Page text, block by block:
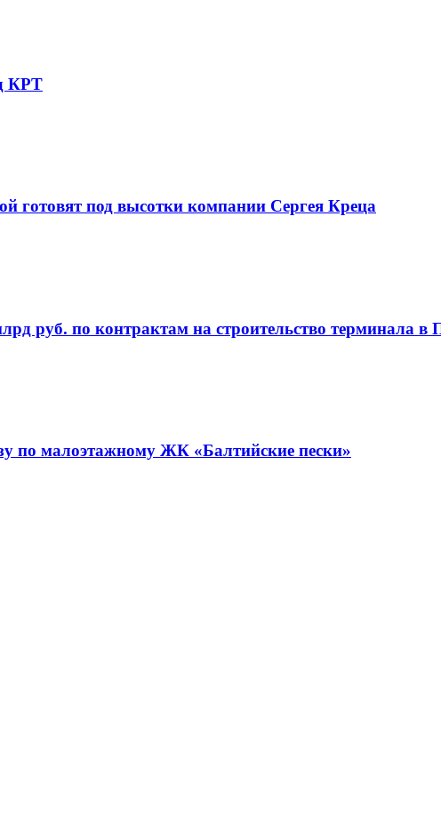
КРТ
под высотки компании Сергея Креца
руб. по контрактам на строительство терминала в
по малоэтажному ЖК «Балтийские пески»